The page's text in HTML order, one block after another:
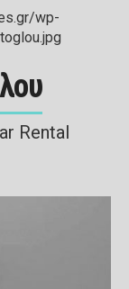
Rental